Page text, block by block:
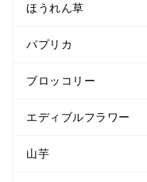
ほうれん草
パプリカ
ブロッコリー
エディブルフラワー
山芋